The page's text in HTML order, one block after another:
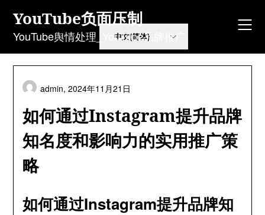
content
YouTube负面压制
YouTube舆情处理_YouTube品牌推广
如何通过Instagram提升品牌
知名度和影响力的实用推广策
略
admin,2024年11月21日
如何通过Instagram提升品牌知